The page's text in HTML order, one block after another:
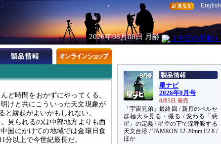
English
2026年08月08日 月齢
ど時間をおかずにやってくる。
けと共にこういった天文現象が
と縁起がよいかもしれない。
見られるのは中部地方よりも西
国にかけての地域では金環日食
分以上で今世紀最長だ。
星ナビ
2026年9月号
8月5日 発売
「宇宙兄弟」最終回 / 新月のペルセ
群極大を見る・撮る / 変わる「惑
星」の定義 / 星空の下で深呼吸する
天文台浴 / TAMRON 12-20mm F2.8 /
ほか